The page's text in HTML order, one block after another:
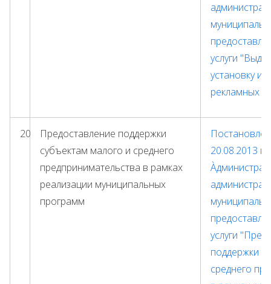
услуги
установку и
рекламных
20
Предоставление поддержки
субъектам малого и среднего
предпринимательства в рамках
реализации муниципальных
программ
20.08.2013
услуги
поддержки
среднего